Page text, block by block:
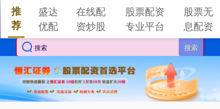
搜索
推
荐
盛达
优配
在线配
资炒股
股票配资
专业平台
股票无
息配资